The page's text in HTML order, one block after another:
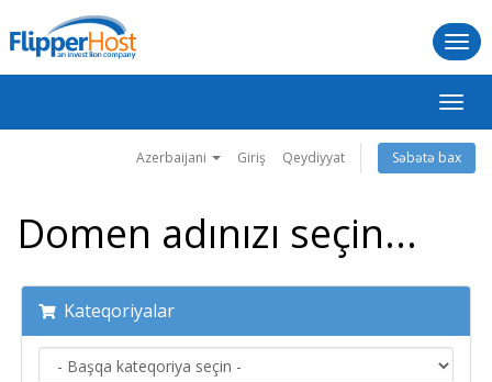
keçid
Azerbaijani Giriş Qeydiyyat Səbətə bax
Domen adınızı seçin...
Kateqoriyalar